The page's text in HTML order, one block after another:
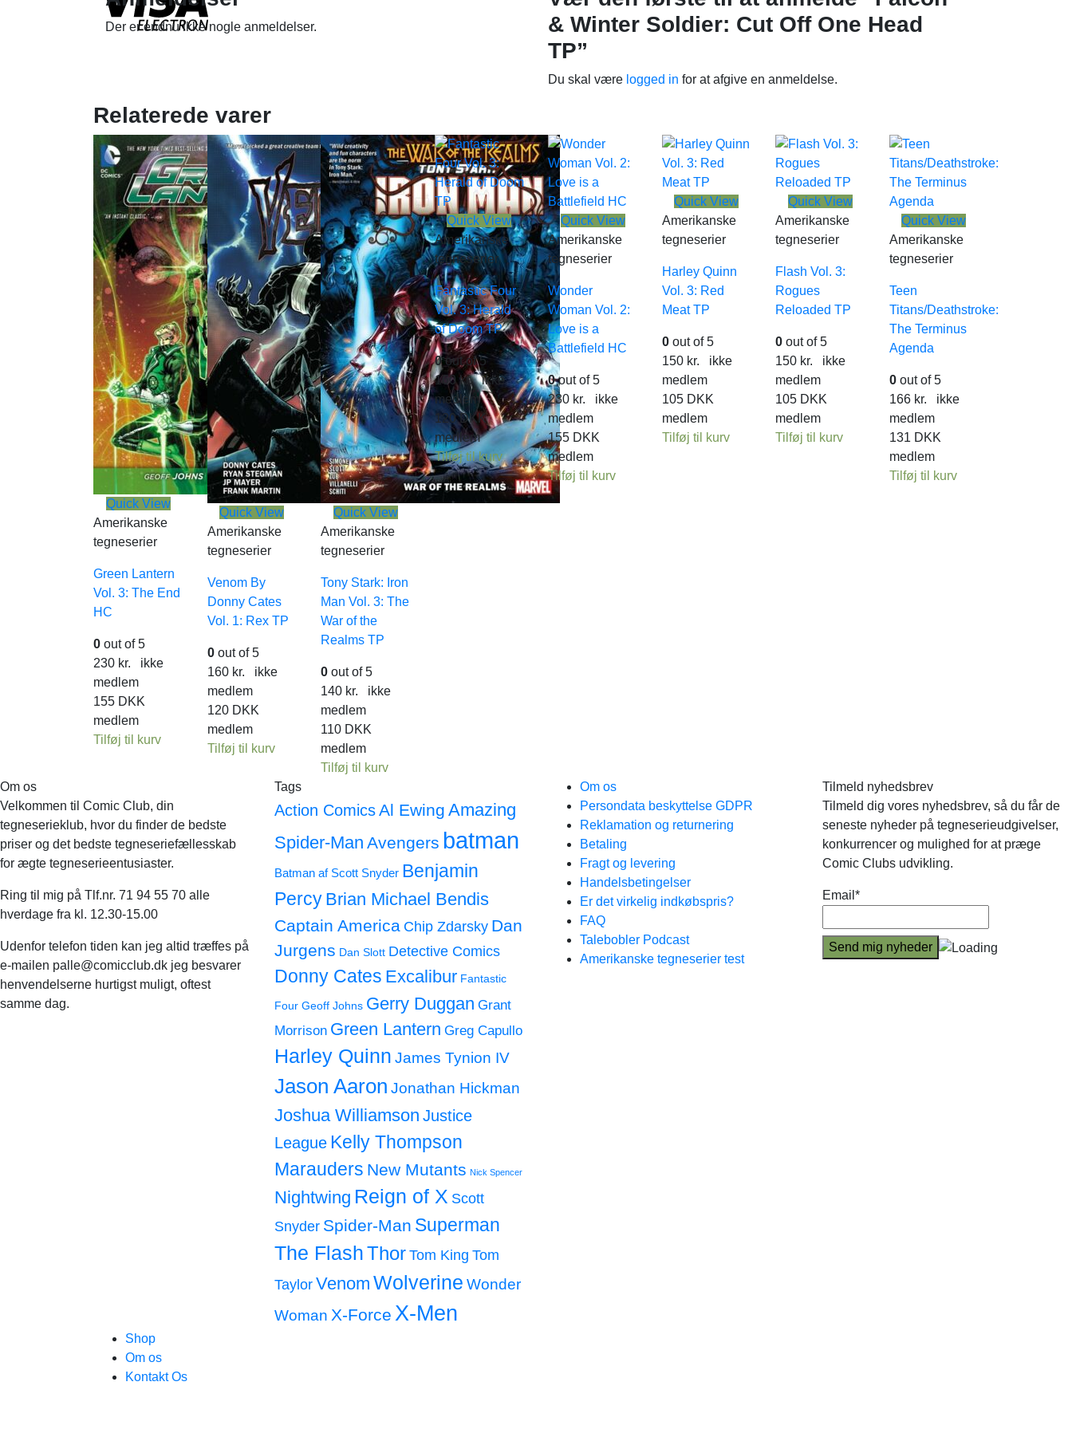
Der er endnu ikke nogle anmeldelser.
& Winter Soldier: Cut Off One Head
TP”
Du skal være logged in for at afgive en anmeldelse.
Relaterede varer
Quick View
Amerikanske
tegneserier
Green Lantern
Vol. 3: The End
HC
0 out of 5
230 kr. ikke
medlem
155 DKK
medlem
Tilføj til kurv
Quick View
Amerikanske
tegneserier
Venom By
Donny Cates
Vol. 1: Rex TP
0out of 5
160 kr. ikke
medlem
120 DKK
medlem
Tilføj til kurv
Quick View
Amerikanske
tegneserier
Tony Stark: Iron
Man Vol. 3: The
War of the
Realms TP
0 out of 5
140 kr. ikke
medlem
110 DKK
medlem
Tilføj til kurv
Quick View
Amerikanske
tegneserier
Fantastic Four
Vol. 3: Herald
of Doom TP
0out of 5
160kr.ikke
medlem
120DKK
medlem
Tilføj til kurv
Quick View
Amerikanske
tegneserier
Wonder
Woman Vol. 2:
Love is a
Battlefield HC
0out of 5
230 kr. ikke
medlem
155 DKK
medlem
Tilføj til kurv
Quick View
Amerikanske
tegneserier
Harley Quinn
Vol. 3: Red
Meat TP
0out of 5
150 kr. ikke
medlem
105 DKK
medlem
Tilføj til kurv
Quick View
Amerikanske
tegneserier
Flash Vol. 3:
Rogues
Reloaded TP
0 out of 5
150 kr. ikke
medlem
105 DKK
medlem
Tilføj til kurv
Quick View
Amerikanske
tegneserier
Teen
Titans/Deathstroke:
The Terminus
Agenda
0out of 5
166 kr. ikke
medlem
131 DKK
medlem
Tilføj til kurv
Om os
Velkommen til Comic Club, din
tegneserieklub, hvor du finder de bedste
priser og det bedste tegneseriefællesskab
for ægte tegneserieentusiaster.
Ring til mig på Tlf.nr. 71 94 55 70 alle
hverdage fra kl. 12.30-15.00
Udenfor telefon tiden kan jeg altid træffes på
e-mailen palle@comicclub.dk jeg besvarer
henvendelserne hurtigst muligt, oftest
samme dag.
Tags
Action Comics Al Ewing Amazing
Spider-Man Avengers batman
Batman af Scott Snyder Benjamin
Percy Brian Michael Bendis
Captain America Chip Zdarsky Dan
Jurgens Dan Slott Detective Comics
Donny Cates Excalibur Fantastic
Four Geoff Johns Gerry Duggan Grant
Morrison Green Lantern Greg Capullo
Harley Quinn James Tynion IV
Jason Aaron Jonathan Hickman
Joshua Williamson Justice
League Kelly Thompson
Marauders New Mutants Nick Spencer
Nightwing Reign of X Scott
Snyder Spider-Man Superman
The FlashThor Tom King Tom
Taylor Venom Wolverine Wonder
Woman X-Force X-Men
Om os
Persondata beskyttelse GDPR
Reklamation og returnering
Betaling
Fragt og levering
Handelsbetingelser
Er det virkelig indkøbspris?
FAQ
Talebobler Podcast
Amerikanske tegneserier test
Tilmeld nyhedsbrev
Tilmeld dig vores nyhedsbrev, så du får de
seneste nyheder på tegneserieudgivelser,
konkurrencer og mulighed for at præge
Comic Clubs udvikling.
Email*
Shop
Om os
Kontakt Os